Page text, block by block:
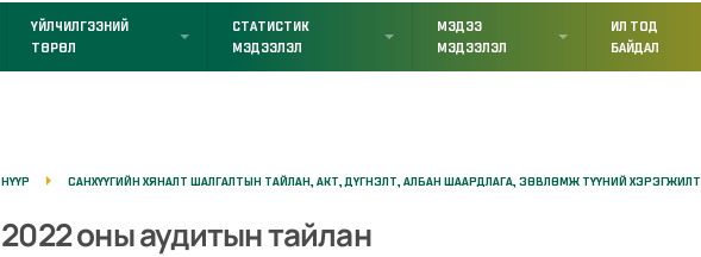
ҮЙЛЧИЛГЭЭНИЙ
ТӨРӨЛ
СТАТИСТИК
МЭДЭЭЛЭЛ
МЭДЭЭ
МЭДЭЭЛЭЛ
ИЛ ТОД
БАЙДАЛ
НҮҮР САНХҮҮГИЙН ХЯНАЛТ ШАЛГАЛТЫН ТАЙЛАН, АКТ, ДҮГНЭЛТ, АЛБАН ШААРДЛАГА, ЗӨВЛӨМЖ ТҮҮНИЙ ХЭРЭГЖИЛТ
2022 оны аудитын тайлан